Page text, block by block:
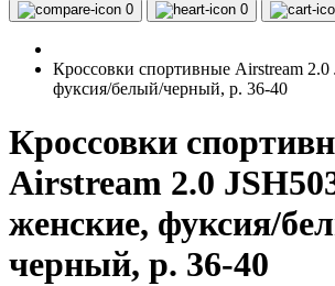
0 0
Кроссовки спортивные Airstream 2.0
фуксия/белый/черный, р. 36-40
Кроссовки
Airstream 2.0
женские, фуксия/
черный, р. 36-40